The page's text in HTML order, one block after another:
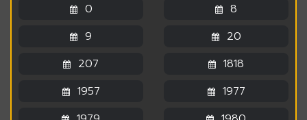
0
8
9
20
207
1818
1957
1977